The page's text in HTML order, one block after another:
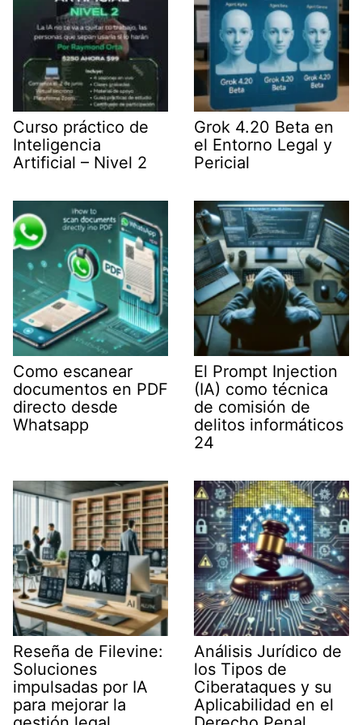
Curso práctico de
Inteligencia
Artificial – Nivel 2
Grok 4.20 Beta en
el Entorno Legal y
Pericial
Como escanear
documentos en PDF
directo desde
Whatsapp
El Prompt Injection
(IA) como técnica
de comisión de
delitos informáticos
24
Reseña de Filevine:
Soluciones
impulsadas por IA
para mejorar la
Análisis Jurídico de
los Tipos de
Ciberataques y su
Aplicabilidad en el